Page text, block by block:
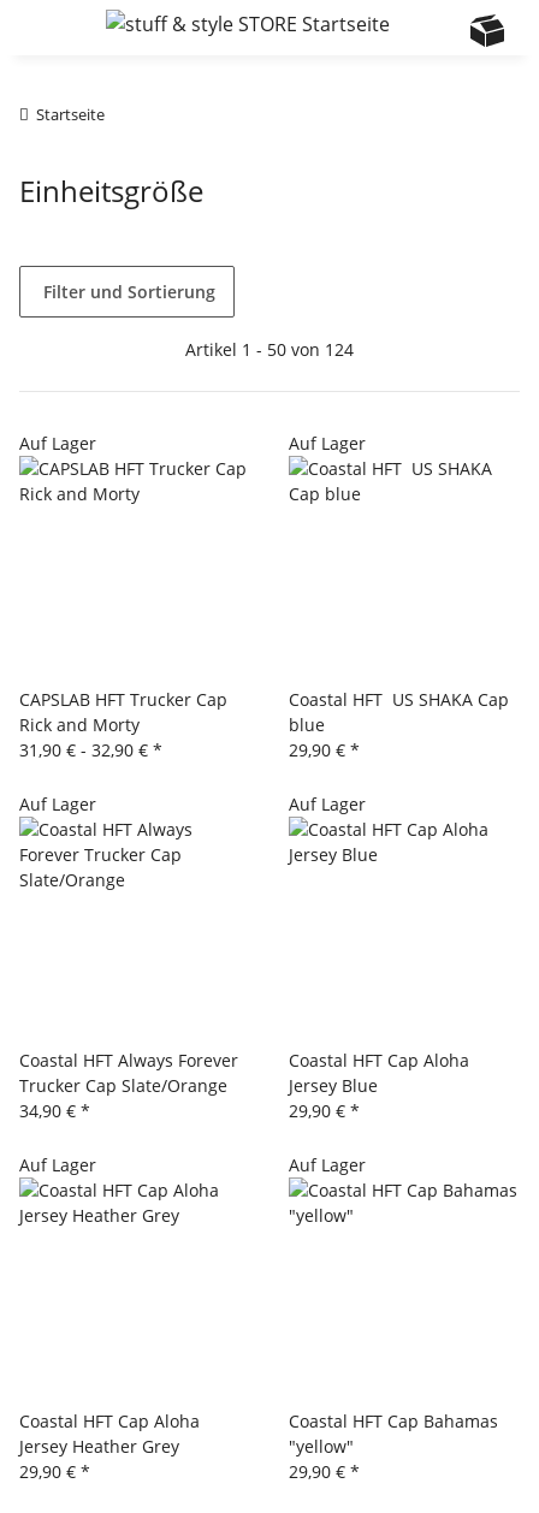
Startseite
Einheitsgröße
Filter und Sortierung
Artikel 1 - 50 von 124
Auf Lager
CAPSLAB HFT Trucker Cap
Rick and Morty
31,90 € - 32,90 € *
Auf Lager
Coastal HFT US SHAKA Cap
blue
29,90 € *
Auf Lager
Coastal HFT Always Forever
Trucker Cap Slate/Orange
34,90 € *
Auf Lager
Coastal HFT Cap Aloha
Jersey Blue
29,90 € *
Auf Lager
Coastal HFT Cap Aloha
Jersey Heather Grey
29,90 € *
Auf Lager
Coastal HFT Cap Bahamas
"yellow"
29,90 € *